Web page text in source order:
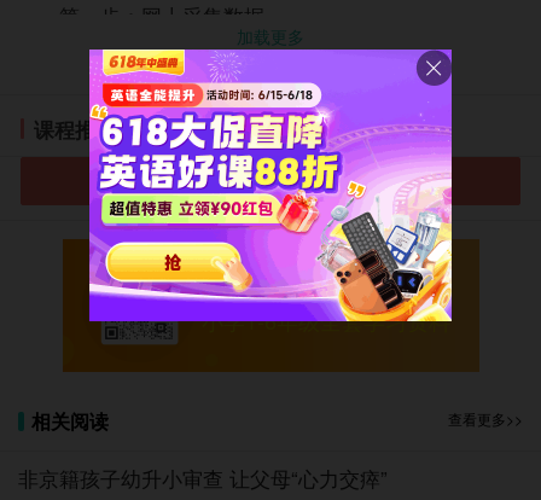
第一步：网上采集数据
北京市从5月8日开始采集“幼升小”数据。我们5月9
日已经在北京市教委网上服务平台上的“非本市户籍适龄
儿童接受义务教育证明证件材料审核入口”完成注册并提
交了资料。
网上注册入学信息采集登记，是在京就读小学需要
经过的第一道关口。需要提交的资料包括孩子的身份
证、血型、户籍所在地、父母的工作单位、北京居住证
有效期、实际居住地、购房合同编号、房子地址等信
兢的。我们多么担心，万一因为自己一时疏忽，孩子就
的所有积累，都要结束。
加载更多
课程推荐
进入小学选课中心
微信扫码免费领取
小学1-6年级全套学习资料
相关阅读 查看更多>>
非京籍孩子幼升小审查 让父母“心力交瘁”